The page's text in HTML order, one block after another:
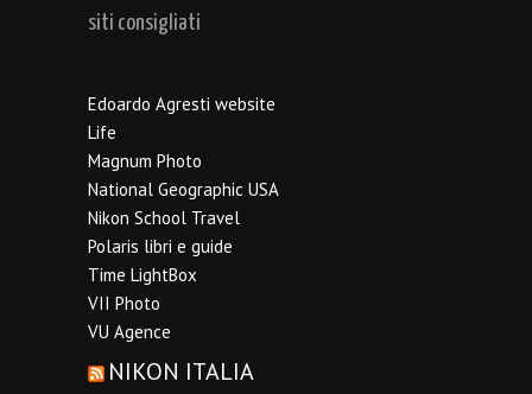
siti consigliati
Edoardo Agresti website
Life
Magnum Photo
National Geographic USA
Nikon School Travel
Polaris libri e guide
Time LightBox
VII Photo
VU Agence
NIKON ITALIA